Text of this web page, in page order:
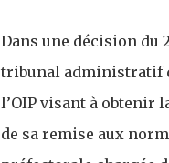
Dans une décision du
tribunal administratif
l’OIP visant à obtenir
de sa remise aux